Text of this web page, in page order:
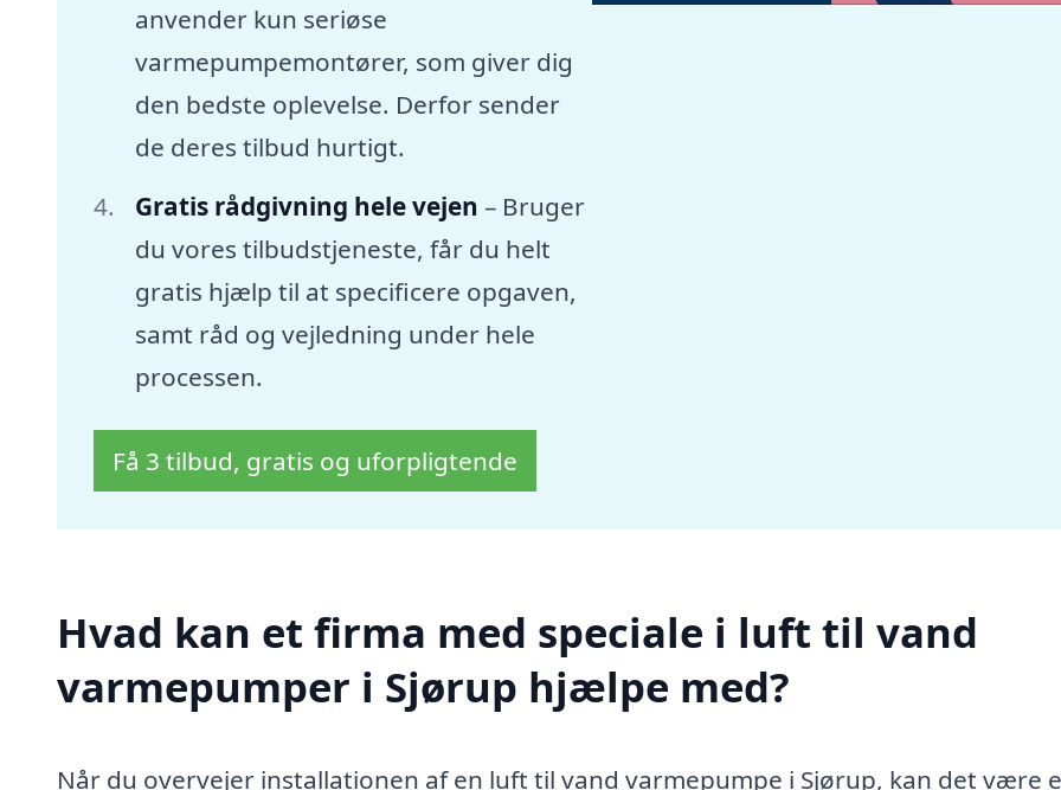
anvender kun seriøse
varmepumpemontører, som giver dig
den bedste oplevelse. Derfor sender
de deres tilbud hurtigt.
Gratis rådgivning hele vejen – Bruger
du vores tilbudstjeneste, får du helt
gratis hjælp til at specificere opgaven,
samt råd og vejledning under hele
processen.
Få 3 tilbud, gratis og uforpligtende
Hvad kan et firma med speciale i luft til vand
varmepumper i Sjørup hjælpe med?
Når du overvejer installationen af en luft til vand varmepumpe i Sjørup, kan det være